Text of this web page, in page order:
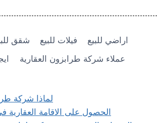
شقق فيلات للبيع
اراضي للبيع
عملاء شركة طرابزون العقارية
لماذا شركة
الحصول على الاقامة العقارية